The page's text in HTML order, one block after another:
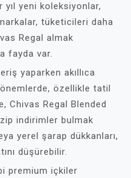
yıl yeni koleksiyonlar,
tüketicileri daha
Regal almak
fayda var.
yaparken akıllıca
özellikle tatil
Chivas Regal Blended
indirimler bulmak
yerel şarap dükkanları,
düşürebilir.
premium içkiler